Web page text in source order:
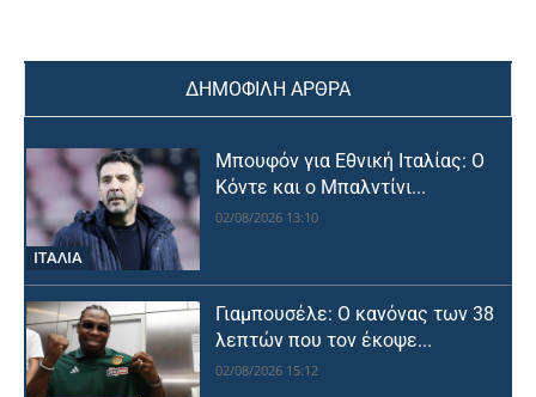
ΔΗΜΟΦΙΛΗ ΑΡΘΡΑ
ΙΤΑΛΙΑ
Μπουφόν για Εθνική Ιταλίας: Ο
Κόντε και ο Μπαλντίνι...
02/08/2026 13:10
Γιαμπουσέλε: Ο κανόνας των 38
λεπτών που τον έκοψε...
02/08/2026 15:12